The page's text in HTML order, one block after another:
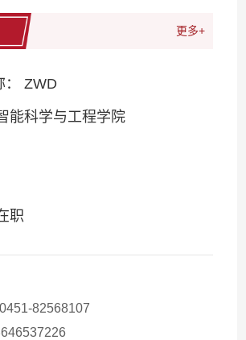
更多+
： ZWD
能科学与工程学院
职
0451-82568107